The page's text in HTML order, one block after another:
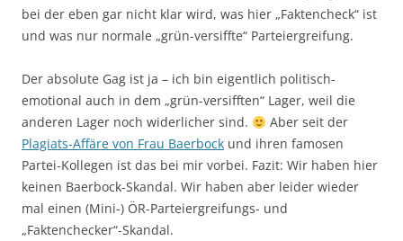
bei der eben gar nicht klar wird, was hier „Faktencheck“ ist
und was nur normale „grün-versiffte“ Parteiergreifung.
Der absolute Gag ist ja – ich bin eigentlich politisch-
emotional auch in dem „grün-versifften“ Lager, weil die
anderen Lager noch widerlicher sind.
Aber seit der
Plagiats-Affäre von Frau Baerbock und ihren famosen
Partei-Kollegen ist das bei mir vorbei. Fazit: Wir haben hier
keinen Baerbock-Skandal. Wir haben aber leider wieder
mal einen (Mini-) ÖR-Parteiergreifungs- und
„Faktenchecker“-Skandal.